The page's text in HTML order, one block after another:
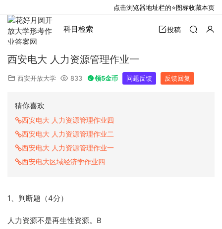
科目检索 投稿
西安电大 人力资源管理作业一
西安开放大学 833 领5金币 问题反馈 反馈回复
猜你喜欢
西安电大 人力资源管理作业四
西安电大 人力资源管理作业二
西安电大 人力资源管理作业一
西安电大区域经济学作业四
1、判断题（4分）
人力资源不是再生性资源。B
点击浏览器地址栏的⭐图标收藏本页